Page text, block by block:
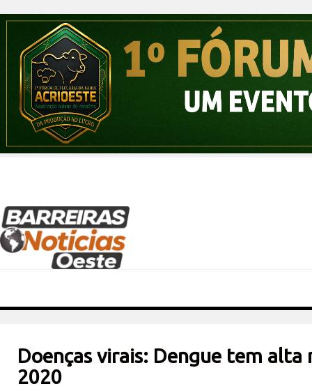
Doenças virais: Dengue tem alta
2020